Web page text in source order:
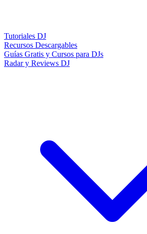
Tutoriales DJ
Recursos Descargables
Guías Gratis y Cursos para DJs
Radar y Reviews DJ